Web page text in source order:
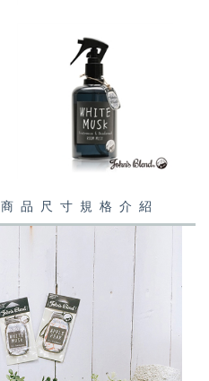
商 品 尺 寸 規 格 介 紹